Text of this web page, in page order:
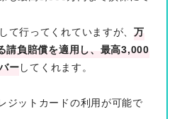
て行ってくれていますが、万
請負賠償を適用し、最高3,000
ーしてくれます。
ジットカードの利用が可能で